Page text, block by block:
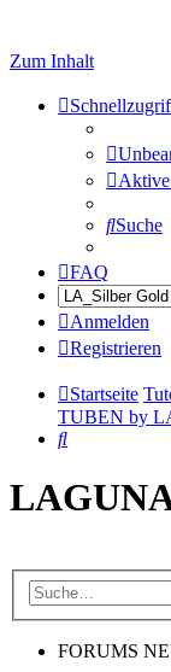
Zum Inhalt
Aktive
Suche
FAQ
Anmelden
Registrieren
Startseite
TUBEN by
Suche
FORUMS